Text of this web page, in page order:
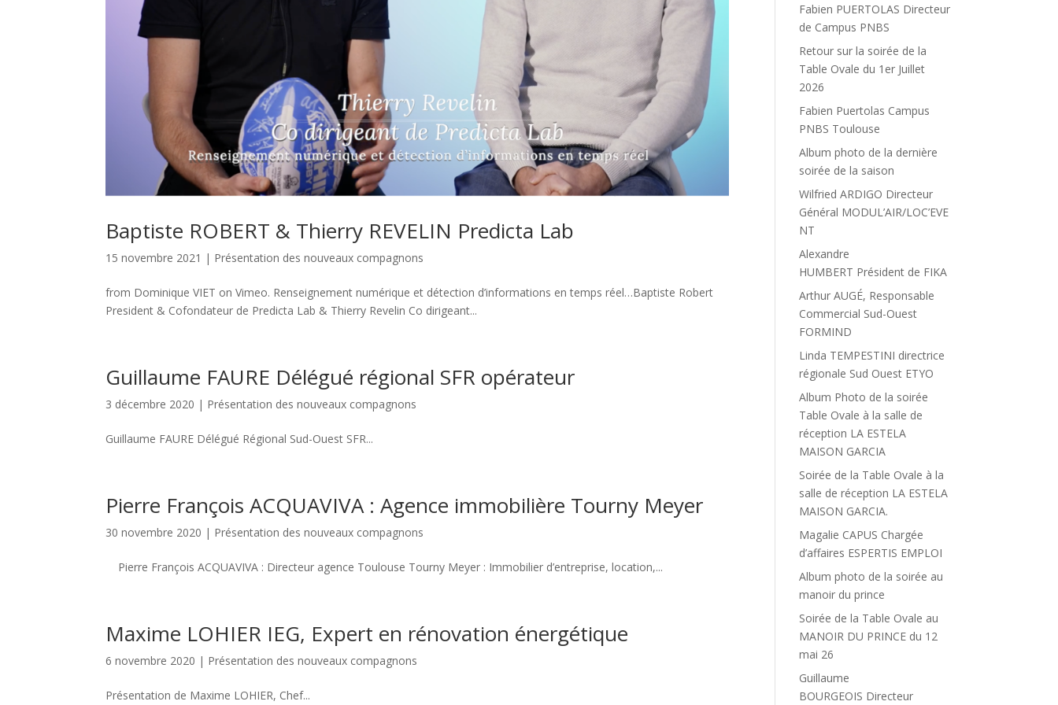
Baptiste ROBERT & Thierry REVELIN Predicta Lab
15 novembre 2021 | Présentation des nouveaux compagnons
from Dominique VIET on Vimeo. Renseignement numérique et détection d’informations en temps réel…Baptiste Robert
President & Cofondateur de Predicta Lab & Thierry Revelin Co dirigeant...
Guillaume FAURE Délégué régional SFR opérateur
3 décembre 2020 | Présentation des nouveaux compagnons
Guillaume FAURE Délégué Régional Sud-Ouest SFR...
Pierre François ACQUAVIVA : Agence immobilière Tourny Meyer
30 novembre 2020 | Présentation des nouveaux compagnons
Pierre François ACQUAVIVA : Directeur agence Toulouse Tourny Meyer : Immobilier d’entreprise, location,...
Maxime LOHIER IEG, Expert en rénovation énergétique
6 novembre 2020 | Présentation des nouveaux compagnons
Présentation de Maxime LOHIER, Chef...
Fabien PUERTOLAS Directeur
de Campus PNBS
Retour sur la soirée de la
Table Ovale du 1er Juillet
2026
Fabien Puertolas Campus
PNBS Toulouse
Album photo de la dernière
soirée de la saison
Wilfried ARDIGO Directeur
Général MODUL’AIR/LOC’EVE
NT
Alexandre
HUMBERT Président de FIKA
Arthur AUGÉ, Responsable
Commercial Sud-Ouest
FORMIND
Linda TEMPESTINI directrice
régionale Sud Ouest ETYO
Album Photo de la soirée
Table Ovale à la salle de
réception LA ESTELA
MAISON GARCIA
Soirée de la Table Ovale à la
salle de réception LA ESTELA
MAISON GARCIA.
Magalie CAPUS Chargée
d’affaires ESPERTIS EMPLOI
Album photo de la soirée au
manoir du prince
Soirée de la Table Ovale au
MANOIR DU PRINCE du 12
mai 26
Guillaume
BOURGEOIS Directeur